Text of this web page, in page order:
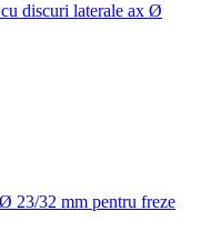
discuri laterale ax Ø
23/32 mm pentru freze